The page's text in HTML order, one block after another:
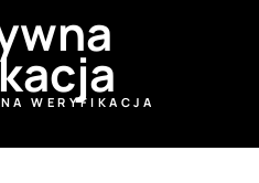
WERYFIKACJA